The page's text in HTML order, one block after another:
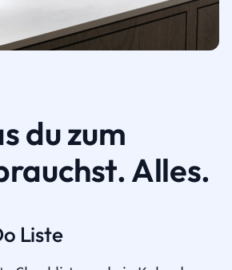
du zum
Alles.
Liste